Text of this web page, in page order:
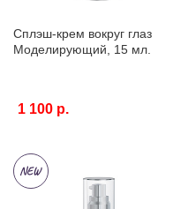
Сплэш-крем вокруг глаз
Моделирующий, 15 мл.
1 100 р.